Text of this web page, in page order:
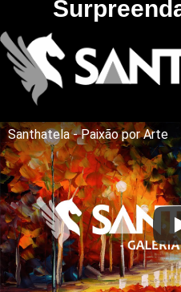
Santhatela - Paixão por Arte